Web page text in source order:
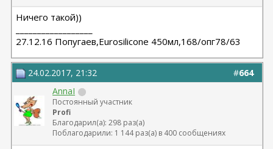
Ничего такой))
27.12.16 Попугаев,Eurosilicone 450мл,168/опг78/63
#664
24.02.2017, 21:32
AnnaI
Постоянный участник
Profi
Благодарил(а): 298 раз(а)
Поблагодарили: 1 144 раз(а) в 400 сообщениях